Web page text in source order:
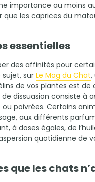
importance au moins
que les caprices du
essentielles
des affinités pour
sujet, sur Le Mag du Chat,
de vos plantes est
dissuasion consiste à
poivrées. Certains
aux différents
à doses égales, de
quotidienne de
que les chats